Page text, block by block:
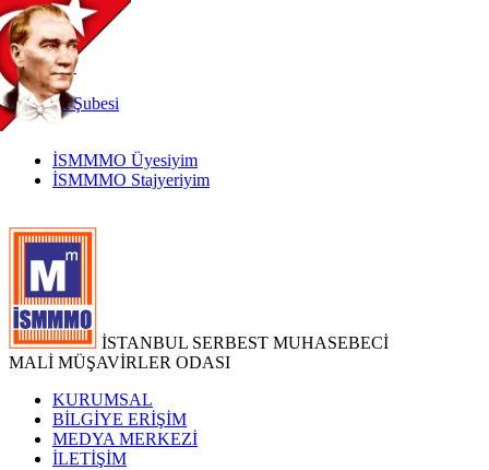
TR
|
EN
İnternetŞubesi
İSMMMO Üyesiyim
İSMMMO Stajyeriyim
İSTANBUL SERBEST MUHASEBECİ
MALİ MÜŞAVİRLER ODASI
KURUMSAL
BİLGİYE ERİŞİM
MEDYA MERKEZİ
İLETİŞİM